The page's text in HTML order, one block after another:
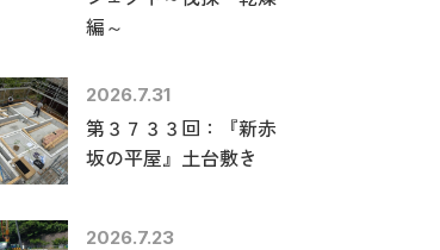
編～
2026.7.31
第３７３３回：『新赤
坂の平屋』土台敷き
2026.7.23